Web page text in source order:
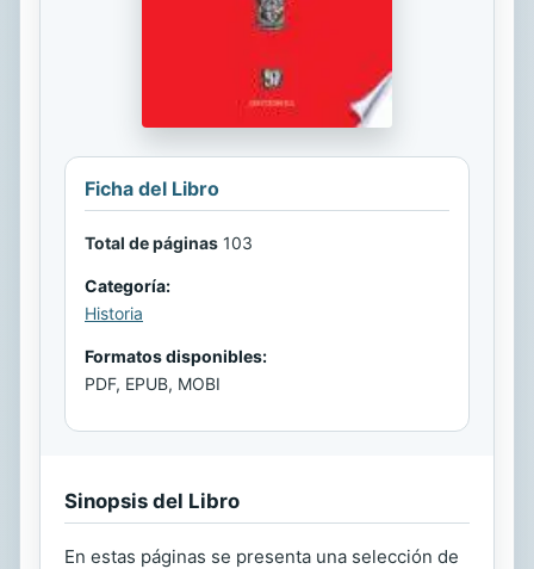
Ficha del Libro
Total de páginas 103
Categoría:
Historia
Formatos disponibles:
PDF, EPUB, MOBI
Sinopsis del Libro
En estas páginas se presenta una selección de